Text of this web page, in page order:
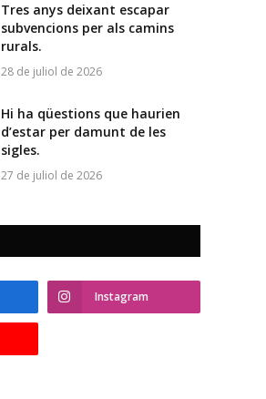
Tres anys deixant escapar
subvencions per als camins
rurals.
28 de juliol de 2026
Hi ha qüestions que haurien
d’estar per damunt de les
sigles.
27 de juliol de 2026
Instagram